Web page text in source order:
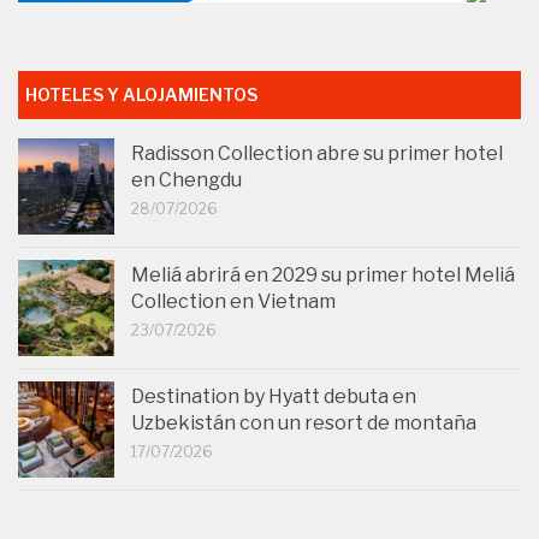
HOTELES Y ALOJAMIENTOS
Radisson Collection abre su primer hotel
en Chengdu
28/07/2026
Meliá abrirá en 2029 su primer hotel Meliá
Collection en Vietnam
23/07/2026
Destination by Hyatt debuta en
Uzbekistán con un resort de montaña
17/07/2026